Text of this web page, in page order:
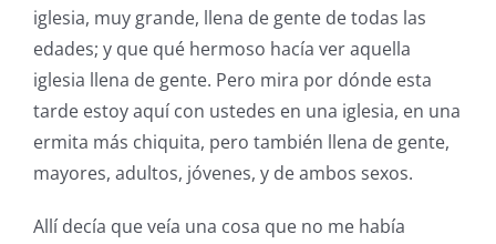
iglesia, muy grande, llena de gente de todas las
edades; y que qué hermoso hacía ver aquella
iglesia llena de gente. Pero mira por dónde esta
tarde estoy aquí con ustedes en una iglesia, en una
ermita más chiquita, pero también llena de gente,
mayores, adultos, jóvenes, y de ambos sexos.
Allí decía que veía una cosa que no me había